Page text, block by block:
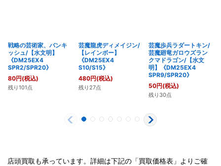
戦略の芸術家、バンキ
ッシュ/【水文明】
《DM25EX4
SPR2/SPR20》
80円(税込)
残り101点
芸魔龍虎ディメイジン/
【レインボー】
《DM25EX4
S10/S15》
480円(税込)
残り27点
芸魔歩兵ラダートキン/
芸魔廻竜ガロウズラン
クマドラゴン/【水文
明】《DM25EX4
SPR9/SPR20》
50円(税込)
残り30点
店頭買取も承っています。詳細は下記の「買取価格表」よりご確